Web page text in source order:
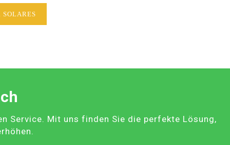
SOLARES
Service. Mit uns finden Sie die perfekte Lösung,